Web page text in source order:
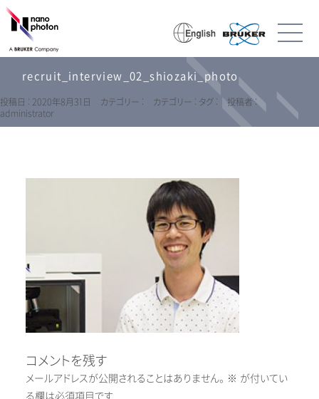
recruit_interview_02_shiozaki_photo
投稿日 : 2020年8月31日 カテゴリー : カテゴリー : タグ :
投稿者 :
administrator
コメントを残す
メールアドレスが公開されることはありません。 ※ が付いてい
る欄は必須項目です